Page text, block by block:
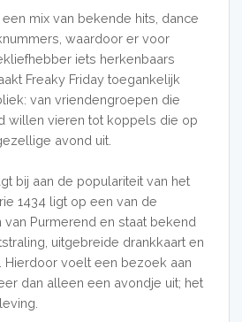
een mix van bekende hits, dance
waardoor er voor
iets herkenbaars
Freaky Friday toegankelijk
van vriendengroepen die
willen vieren tot koppels die op
avond uit.
bij aan de populariteit van het
1434 ligt op een van de
Purmerend en staat bekend
uitgebreide drankkaart en
Hierdoor voelt een bezoek aan
dan alleen een avondje uit; het